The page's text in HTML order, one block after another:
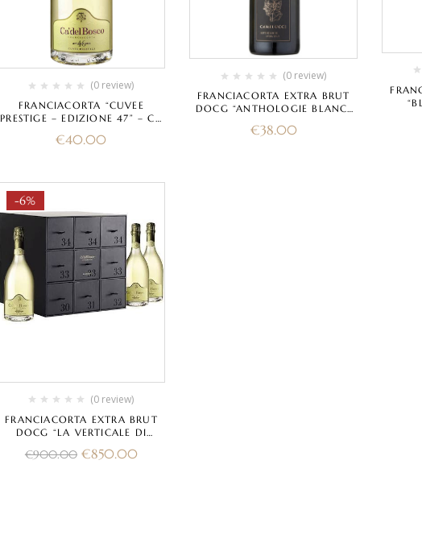
(0 review)
FRANCIACORTA “CUVEE
PRESTIGE – EDIZIONE 47” – CA
€40.00
(0 review)
FRANCIACORTA EXTRA BRUT
DOCG “ANTHOLOGIE BLANC”
€38.00
-6%
(0 review)
FRANCIACORTA EXTRA BRUT
DOCG “LA VERTICALE DI
– CA’ DEL BOSCO
€900.00 €850.00